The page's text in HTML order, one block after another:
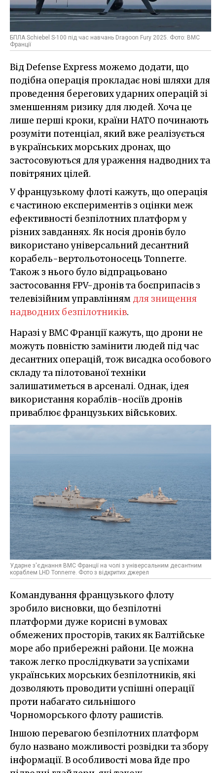
БПЛА Schiebel S-100 під час навчань Dragoon Fury 2025. Фото: ВМС
Франції
Від Defense Express можемо додати, що
подібна операція прокладає нові шляхи для
проведення берегових ударних операцій зі
зменшенням ризику для людей. Хоча це
лише перші кроки, країни НАТО починають
розуміти потенціал, який вже реалізується
в українських морських дронах, що
застосовуються для ураження надводних та
повітряних цілей.
У французькому флоті кажуть, що операція
є частиною експериментів з оцінки меж
ефективності безпілотних платформ у
різних завданнях. Як носія дронів було
використано універсальний десантний
корабель-вертольотоносець Tonnerre.
Також з нього було відпрацьовано
застосовання FPV-дронів та боєприпасів з
телевізійним управлінням для знищення
надводних безпілотників.
Наразі у ВМС Франції кажуть, що дрони не
можуть повністю замінити людей під час
десантних операцій, тож висадка особового
складу та пілотованої техніки
залишатиметься в арсеналі. Однак, ідея
використання кораблів-носіїв дронів
приваблює французьких військових.
Ударне з'єднання ВМС Франції на чолі з універсальним десантним
кораблем LHD Tonnerre. Фото з відкритих джерел
Командування французького флоту
зробило висновки, що безпілотні
платформи дуже корисні в умовах
обмежених просторів, таких як Балтійське
море або прибережні райони. Це можна
також легко прослідкувати за успіхами
українських морських безпілотників, які
дозволяють проводити успішні операції
проти набагато сильнішого
Чорноморського флоту рашистів.
Іншою перевагою безпілотних платформ
було названо можливості розвідки та збору
інформації. В особливості мова йде про